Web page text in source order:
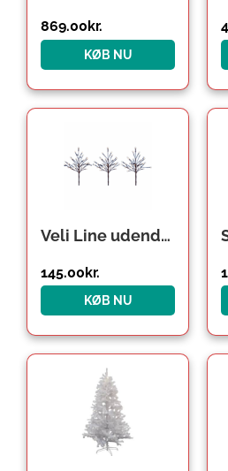
869.00kr.
KØB NU
Veli Line udendørs træer med lys, 50 cm, 3-pak
145.00kr.
KØB NU